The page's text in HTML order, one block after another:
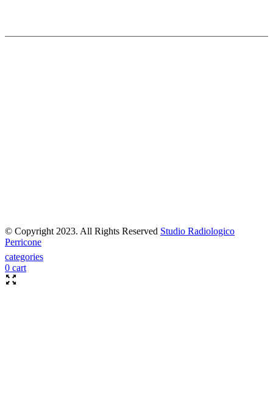
© Copyright 2023. All Rights Reserved Studio Radiologico
Perricone
categories
0 cart